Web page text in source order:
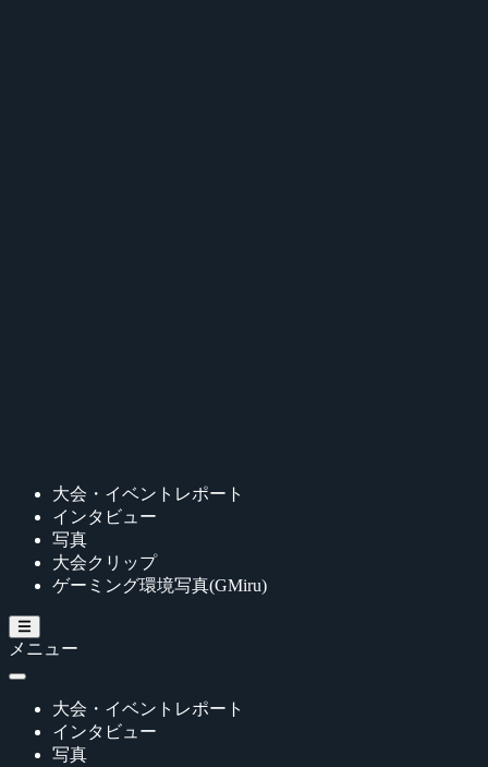
大会・イベントレポート
インタビュー
写真
大会クリップ
ゲーミング環境写真(GMiru)
メニュー
大会・イベントレポート
インタビュー
写真